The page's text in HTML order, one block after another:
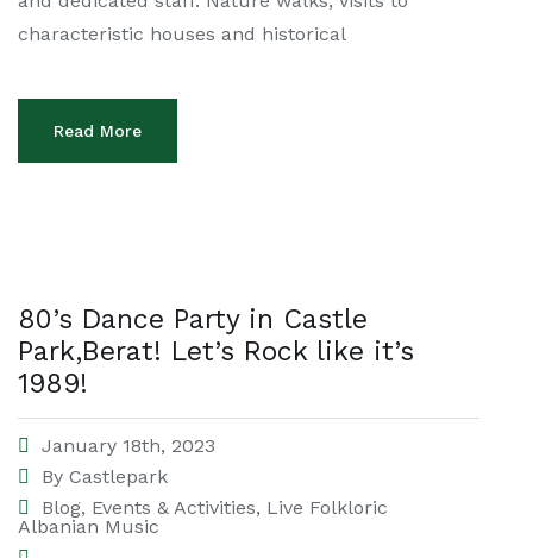
characteristic houses and historical
Read More
80’s Dance Party in Castle
Park,Berat! Let’s Rock like it’s
1989!
January 18th, 2023
By Castlepark
Blog, Events & Activities, Live Folkloric
Albanian Music